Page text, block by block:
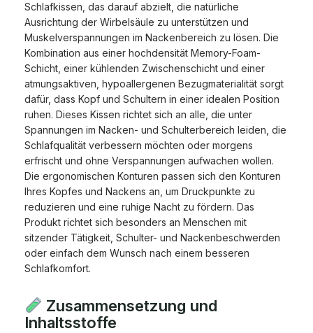
Schlafkissen, das darauf abzielt, die natürliche
Ausrichtung der Wirbelsäule zu unterstützen und
Muskelverspannungen im Nackenbereich zu lösen. Die
Kombination aus einer hochdensität Memory-Foam-
Schicht, einer kühlenden Zwischenschicht und einer
atmungsaktiven, hypoallergenen Bezugmaterialität sorgt
dafür, dass Kopf und Schultern in einer idealen Position
ruhen. Dieses Kissen richtet sich an alle, die unter
Spannungen im Nacken- und Schulterbereich leiden, die
Schlafqualität verbessern möchten oder morgens
erfrischt und ohne Verspannungen aufwachen wollen.
Die ergonomischen Konturen passen sich den Konturen
Ihres Kopfes und Nackens an, um Druckpunkte zu
reduzieren und eine ruhige Nacht zu fördern. Das
Produkt richtet sich besonders an Menschen mit
sitzender Tätigkeit, Schulter- und Nackenbeschwerden
oder einfach dem Wunsch nach einem besseren
Schlafkomfort.
Zusammensetzung und
Inhaltsstoffe